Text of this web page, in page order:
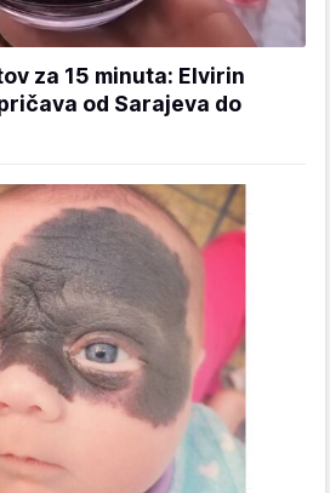
za 15 minuta: Elvirin
od Sarajeva do